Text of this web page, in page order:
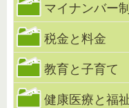
マイナンバー
税金と料金
教育と子育て
健康医療と福